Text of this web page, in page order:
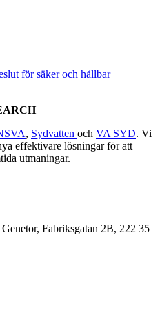
för säker och hållbar
, Sydvatten och VA SYD. Vi
effektivare lösningar för att
utmaningar.
Fabriksgatan 2B, 222 35